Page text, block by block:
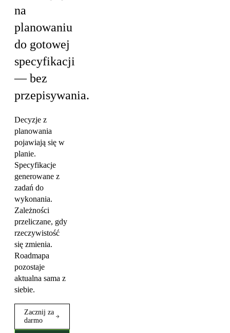
na
planowaniu
do gotowej
specyfikacji
— bez
przepisywania.
Decyzje z
planowania
pojawiają się w
planie.
Specyfikacje
generowane z
zadań do
wykonania.
Zależności
przeliczane, gdy
rzeczywistość
się zmienia.
Roadmapa
pozostaje
aktualna sama z
siebie.
Zacznij za
darmo